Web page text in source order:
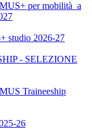
per mobilità a
studio 2026-27
- SELEZIONE
Traineeship
26